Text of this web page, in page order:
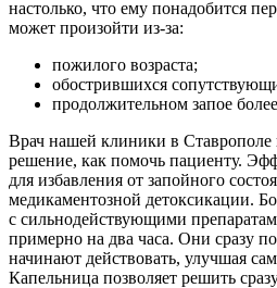
настолько, что ему понадобится
может произойти из-за:
пожилого возраста;
обострившихся
продолжительном запое
Врач нашей клиники в Ставрополе
решение, как помочь пациенту.
для избавления от запойного
медикаментозной детоксикации.
с сильнодействующими
примерно на два часа. Они сразу
начинают действовать, улучшая
Капельница позволяет решить